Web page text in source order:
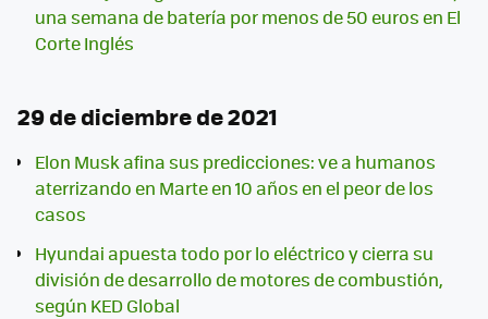
una semana de batería por menos de 50 euros en El
Corte Inglés
29 de diciembre de 2021
Elon Musk afina sus predicciones: ve a humanos
aterrizando en Marte en 10 años en el peor de los
casos
Hyundai apuesta todo por lo eléctrico y cierra su
división de desarrollo de motores de combustión,
según KED Global